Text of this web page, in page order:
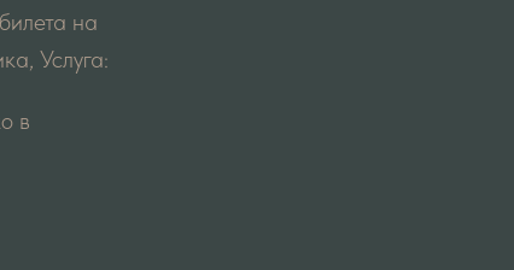
на
Услуга:
в